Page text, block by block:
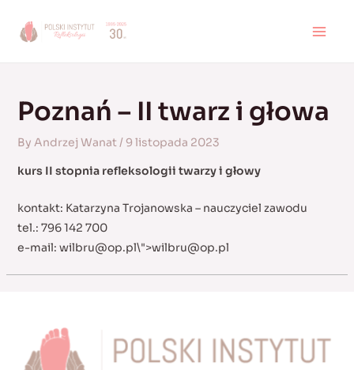
Poznań – II twarz i głowa
By Andrzej Wanat/ 9 listopada 2023
kurs II stopnia refleksologii twarzy i głowy
kontakt: Katarzyna Trojanowska – nauczyciel zawodu
tel.: 796 142 700
e-mail: wilbru@op.pl\">wilbru@op.pl